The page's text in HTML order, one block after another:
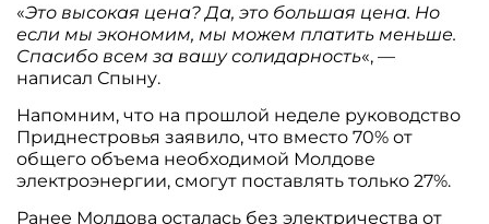
«Это высокая цена? Да, это большая цена. Но
если мы экономим, мы можем платить меньше.
Спасибо всем за вашу солидарность«, —
написал Спыну.
Напомним, что на прошлой неделе руководство
Приднестровья заявило, что вместо 70% от
общего объема необходимой Молдове
электроэнергии, смогут поставлять только 27%.
Ранее Молдова осталась без электричества от